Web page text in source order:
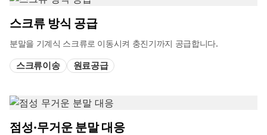
스크류 방식 공급
분말을 기계식 스크류로 이동시켜 충진기까지 공급합니다.
스크류이송 원료공급
점성·무거운 분말 대응